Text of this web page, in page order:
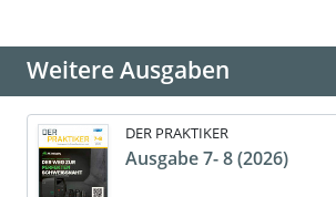
Weitere Ausgaben
DER PRAKTIKER
Ausgabe 7- 8 (2026)